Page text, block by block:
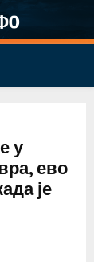
у
ево
је